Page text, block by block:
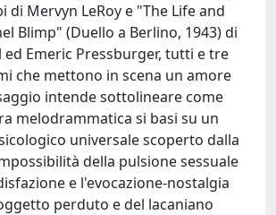
di Mervyn LeRoy e "The Life and
Blimp" (Duello a Berlino, 1943) di
ed Emeric Pressburger, tutti e tre
che mettono in scena un amore
intende sottolineare come
melodrammatica si basi su un
universale scoperto dalla
della pulsione sessuale
e l'evocazione-nostalgia
perduto e del lacaniano